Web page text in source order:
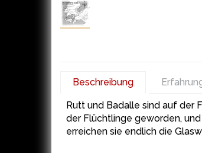
Beschreibung
Rutt und Badalle sind auf der
der Flüchtlinge geworden,
erreichen sie endlich die